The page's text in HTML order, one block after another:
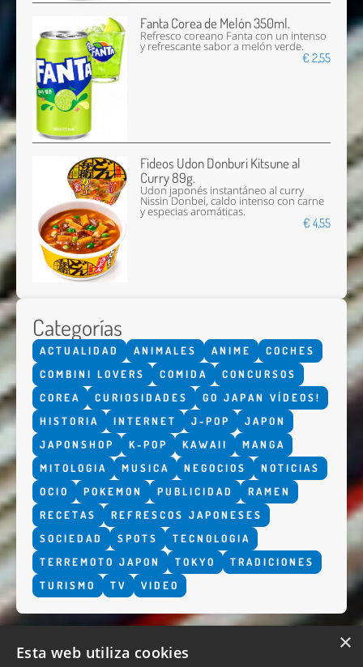
Fanta Corea de Melón 350ml.
Refresco coreano Fanta con un intenso
y refrescante sabor a melón verde.
€ 2,55
Fideos Udon Donburi Kitsune al
Curry 89g.
Udon japonés instantáneo al curry
Nissin Donbei, caldo intenso con carne
y especias aromáticas.
€ 4,55
Categorías
ACTUALIDAD ANIMALES ANIME
COCHES
COMBINI LOVERS
COMIDA
CONCURSOS
COREA
CURIOSIDADES
GO JAPAN VÍDEOS!
HISTORIA
INTERNET J-POP
JAPON
JAPONSHOP
K-POP KAWAII
MANGA
MITOLOGIA
MUSICA NEGOCIOS
NOTICIAS
OCIO
POKEMON PUBLICIDAD
RAMEN
RECETAS
REFRESCOS JAPONESES
SOCIEDAD
SPOTS
TECNOLOGIA
TERREMOTO JAPON
TOKYO
TRADICIONES
TURISMO
TV VIDEO
×
Esta web utiliza cookies